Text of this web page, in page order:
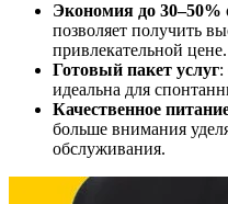
Экономия до 30–50%
позволяет получить
привлекательной цене.
Готовый пакет услуг:
идеальна для
Качественное
больше внимания
обслуживания.